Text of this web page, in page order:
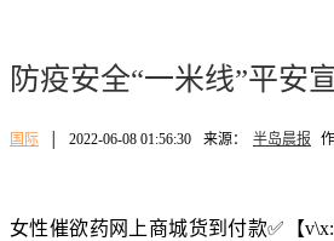
防疫安全“一米线”平安
国际 2022-06-08 01:56:30 来源： 半岛晨报
女性催欲药网上商城货到付款✅【